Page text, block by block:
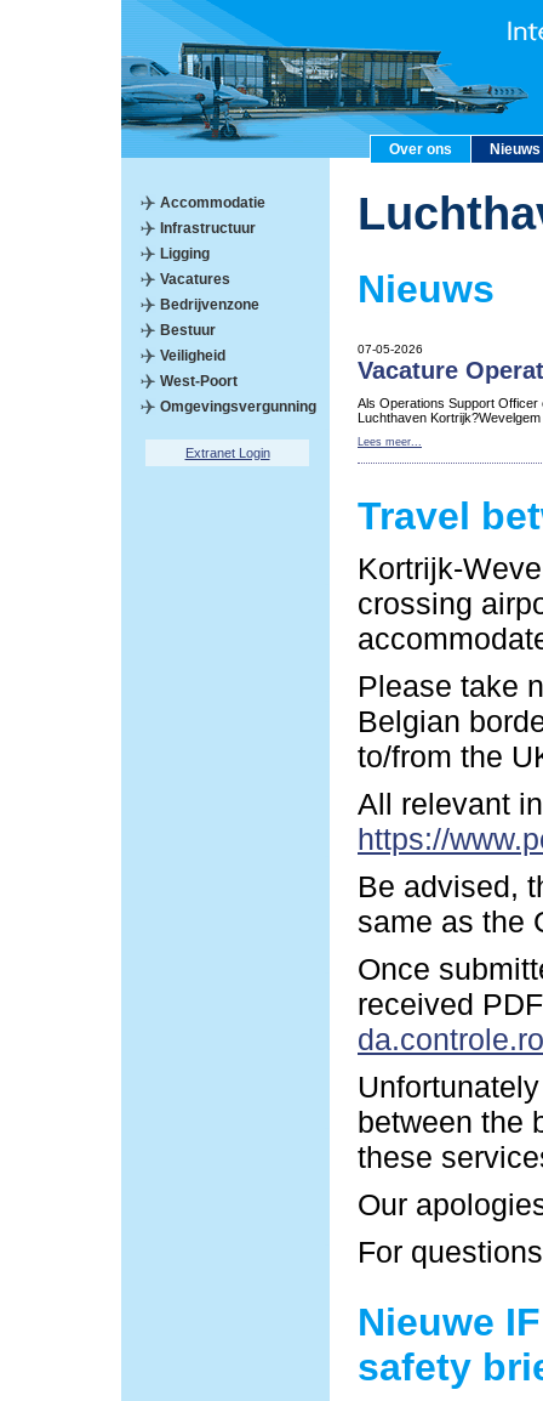
Over ons Nieuws
Accommodatie
Infrastructuur
Ligging
Vacatures
Bedrijvenzone
Bestuur
Veiligheid
West-Poort
Omgevingsvergunning
Extranet Login
Nieuws
07-05-2026
Vacature
Als Operations Support Officer
Luchthaven
Lees meer...
Travel
Kortrijk-
crossing
Please take
Belgian
to/from the
All relevant
https://
Be advised,
same as the
Once
received
between the
these
Our
For
Nieuwe
safety